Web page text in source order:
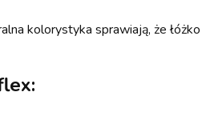
kolorystyka sprawiają, że